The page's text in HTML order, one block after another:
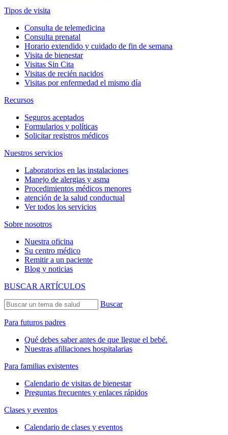
Tipos de visita
Consulta de telemedicina
Consulta prenatal
Horario extendido y cuidado de fin de semana
Visita de bienestar
Visitas Sin Cita
Visitas de recién nacidos
Visitas por enfermedad el mismo día
Recursos
Seguros aceptados
Formularios y políticas
Solicitar registros médicos
Nuestros servicios
Laboratorios en las instalaciones
Manejo de alergias y asma
Procedimientos médicos menores
atención de la salud conductual
Ver todos los servicios
Sobre nosotros
Nuestra oficina
Su centro médico
Remitir a un paciente
Blog y noticias
BUSCAR ARTÍCULOS
Buscar
Para futuros padres
Qué debes saber antes de que llegue el bebé.
Nuestras afiliaciones hospitalarias
Para familias existentes
Calendario de visitas de bienestar
Preguntas frecuentes y enlaces rápidos
Clases y eventos
Calendario de clases y eventos